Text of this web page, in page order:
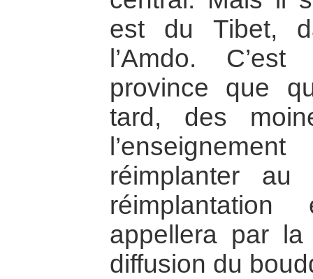
est du Tibet,
l’Amdo.
province que
tard, des
réimplanter au
appellera par
diffusion du